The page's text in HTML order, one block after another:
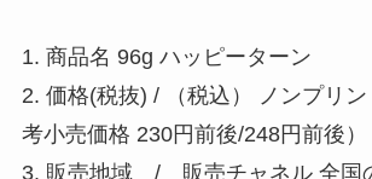
1. 商品名 96g ハッピーターン
2. 価格(税抜) / （税込） ノンプリ
考小売価格 230円前後/248円前後）
3. 販売地域 / 販売チャネル 全国